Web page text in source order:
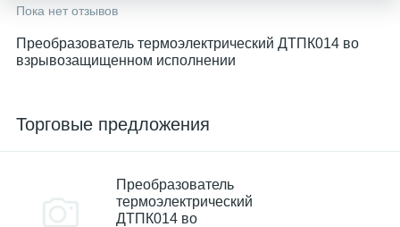
Пока нет отзывов
Преобразователь термоэлектрический ДТПК014 во
взрывозащищенном исполнении
Торговые предложения
Преобразователь
термоэлектрический
ДТПК014 во